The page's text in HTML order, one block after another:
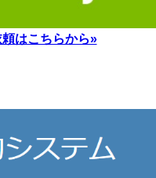
はこちらから»